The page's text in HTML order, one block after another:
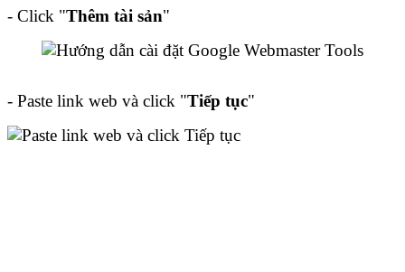
- Click "Thêm tài sản"
- Paste link web và click "Tiếp tục"